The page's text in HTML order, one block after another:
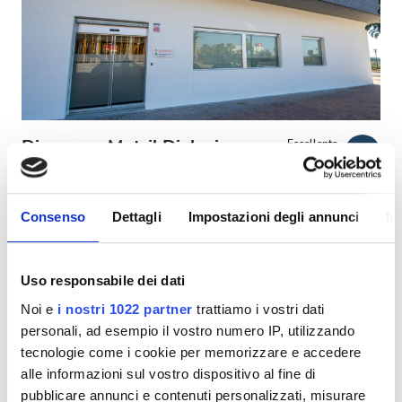
Consenso Dettagli Impostazioni degli annunci
Uso responsabile dei dati
Noi e i nostri 1022 partner trattiamo i vostri dati
personali, ad esempio il vostro numero IP, utilizzando
tecnologie come i cookie per memorizzare e accedere
alle informazioni sul vostro dispositivo al fine di
pubblicare annunci e contenuti personalizzati, misurare
Pazienti con HIV
Pazienti con epatite B
Pazienti con epatite C
Snack e bevande
WiFi gratuito
Schermi TV
Trasferimento gratuito
Diaverum Motril Dialysis
Clinic
Motril, Spagna
1 in km dal centro città
Eccellente
3 Recensioni
9,2
Coperto da TEAM Coperto da GHIC
Snack e bevande WiFi gratuito
Per trattamento
Dialisi HD 200 €
Prenota